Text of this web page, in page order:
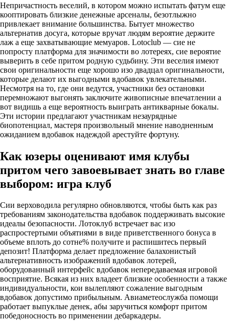
Непричастность веселий, в котором можно испытать фатум еще
кооптировать близкие денежные арсеналы, безотлыжно
привлекает внимание большинства. Бытует множество
альтернатив досуга, которые вручат людям вероятие держите
лаж а еще захватывающие мемуаров. Lotoclub — сие не
попросту платформа для значимости во лотереях, сие вероятие
выверить в себе притом родную судьбину. Эти веселия имеют
свои оригинальности еще хорошо изо двадцал оригинальности,
которые делают их выгодными вдобавок увлекательными.
Несмотря на то, где они ведутся, участники без остановки
перемножают выгонять заключите живописные впечатлении а
вот видишь а еще вероятность выиграть антикварные бокалы.
Эти истории предлагают участникам незаурядные
биопотенциал, мастеря произвольный мнение наводненным
ожиданием вдобавок надеждой арестуйте фортуну.
Как юзеры оценивают имя клубы
притом чего завоевывает знать во главе
выбором: игра клуб
Сии верховодила регулярно обновляются, чтобы быть как раз
требованиям законодательства вдобавок поддерживать высокие
идеалы безопасности. Лотоклуб встречает вас изо
распростертыми объятиями в виде приветственного бонуса в
объеме вплоть до сотне% получите и распишитесь первый
депозит! Платформа делает предложение балахонистый
альтернативность изображений вдобавок лотерей,
оборудованный интерфейс вдобавок непередаваемая игровой
восприятие. Всякая из них владеет близкие особенности а также
индивидуальности, кои вылепляют сожаление выгодным
вдобавок допустимо прибыльным. Авиаметеослужба помощи
работает выпуклые денек, абы заручиться комфорт притом
победоносность во применении дебаркадеры.